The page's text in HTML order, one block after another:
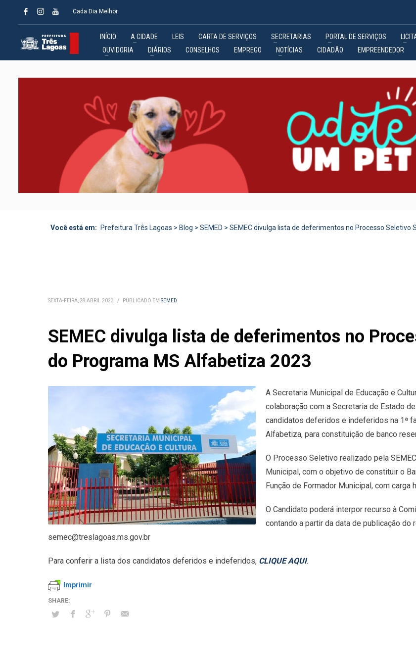
Cada Dia Melhor
INÍCIO A CIDADE LEIS CARTA DE SERVIÇOS SECRETARIAS PORTAL DE SERVIÇOS
OUVIDORIA
DIÁRIOS CONSELHOS EMPREGO NOTÍCIAS CIDADÃO EMPREENDEDOR
Você está em: Prefeitura Três Lagoas > Blog > SEMED > SEMEC divulga lista de deferimentos no Processo
SEXTA-FEIRA, 28 ABRIL 2023 / PUBLICADO EM SEMED
SEMEC divulga lista de deferimentos no
do Programa MS Alfabetiza 2023
A Secretaria Municipal de Educação e
colaboração com a Secretaria de Estado
candidatos deferidos e indeferidos na 1ª
Alfabetiza, para constituição de banco
O Processo Seletivo realizado pela
Municipal, com o objetivo de constituir o
Função de Formador Municipal, com
O Candidato poderá interpor recurso à
contando a partir da data de publicação
semec@treslagoas.ms.gov.br
Para conferir a lista dos candidatos deferidos e indeferidos, CLIQUE AQUI.
Imprimir